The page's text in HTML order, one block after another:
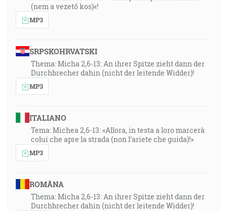
(nem a vezető kos)«!
MP3
SRPSKOHRVATSKI
Thema: Micha 2,6-13: An ihrer Spitze zieht dann der
Durchbrecher dahin (nicht der leitende Widder)!
MP3
ITALIANO
Tema: Michea 2,6-13: «Allora, in testa a loro marcerà
colui che apre la strada (non l’ariete che guida)!»
MP3
ROMÂNA
Thema: Micha 2,6-13: An ihrer Spitze zieht dann der
Durchbrecher dahin (nicht der leitende Widder)!